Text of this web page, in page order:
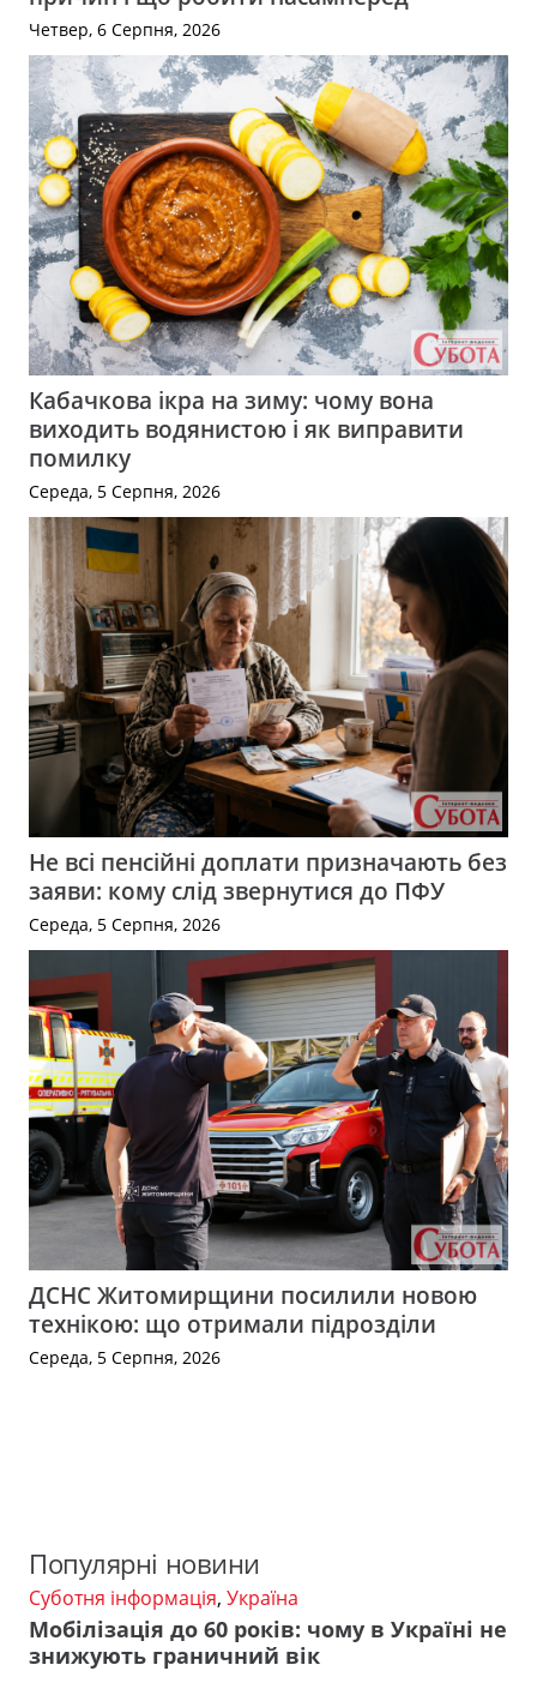
Четвер, 6 Серпня, 2026
Кабачкова ікра на зиму: чому вона
виходить водянистою і як виправити
помилку
Середа, 5 Серпня, 2026
Не всі пенсійні доплати призначають без
заяви: кому слід звернутися до ПФУ
Середа, 5 Серпня, 2026
ДСНС Житомирщини посилили новою
технікою: що отримали підрозділи
Середа, 5 Серпня, 2026
Популярні новини
Суботня інформація, Україна
Мобілізація до 60 років: чому в Україні не
знижують граничний вік